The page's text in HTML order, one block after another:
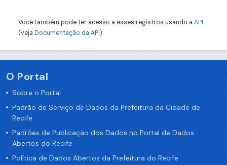
Você também pode ter acesso a esses registros usando a API
(veja Documentação da API).
O Portal
Sobre o Portal
Padrão de Serviço de Dados da Prefeitura da Cidade de
Recife
Padrões de Publicação dos Dados no Portal de Dados
Abertos do Recife
Política de Dados Abertos da Prefeitura do Recife